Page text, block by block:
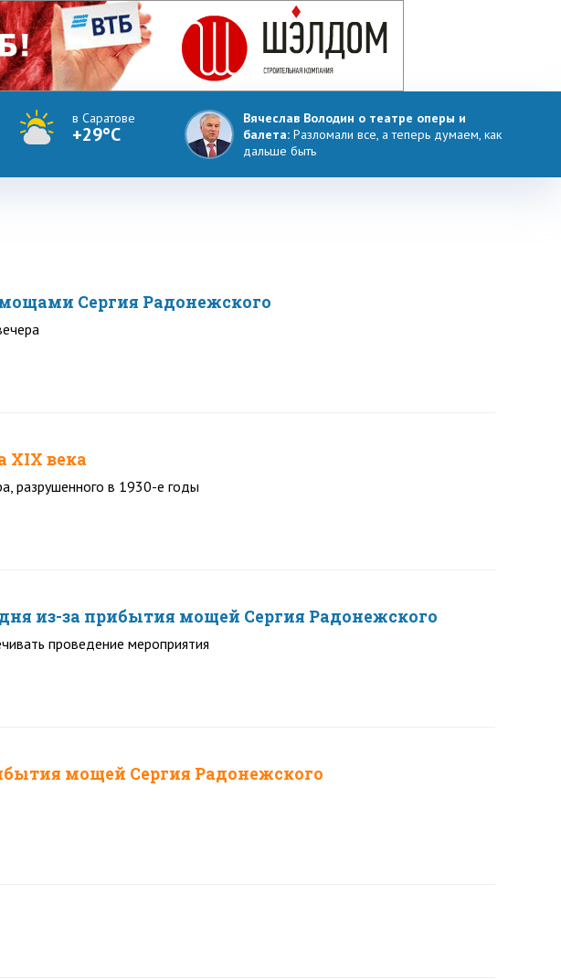
в Саратове
+29°C
Вячеслав Володин о театре оперы и
балета: Разломали все, а теперь думаем, как
дальше быть
Сергия Радонежского
XIX века
разрушенного в 1930-е годы
из-за прибытия мощей Сергия Радонежского
проведение мероприятия
мощей Сергия Радонежского